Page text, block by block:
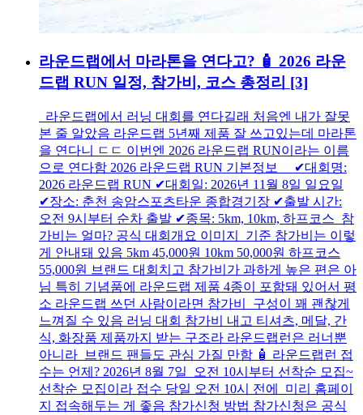
라운드랩에서 마라톤을 연다고? 🧴 2026 라운
드랩 RUN 일정, 참가비, 코스 총정리 [3]
라운드랩에서 러닝 대회를 연다길래 처음엔 내가 잘못
본 줄 알았음 라운드랩 5년째 제품 잘 쓰고있는데 마라톤
을 연다니 ㄷㄷ 이번엔 2026 라운드랩 RUN이라는 이름
으로 연다함 2026 라운드랩 RUN 기본정보 ✔대회명:
2026 라운드랩 RUN ✔대회일: 2026년 11월 8일 일요일
✔장소: 춘천 송암스포츠타운 종합경기장 ✔출발 시간:
오전 9시부터 순차 출발 ✔종목: 5km, 10km, 하프코스 참
가비는 얼마? 공식 대회개요 이미지 기준 참가비는 이렇
게 안내돼 있음 5km 45,000원 10km 50,000원 하프코스
55,000원 브랜드 대회치고 참가비가 과하게 높은 편은 아
님 특히 기념품에 라운드랩 제품 4종이 포함돼 있어서 평
소 라운드랩 쓰던 사람이라면 참가비 구성이 꽤 괜찮게
느껴질 수 있음 러닝 대회 참가비 내고 티셔츠, 메달, 간
식, 화장품 제품까지 받는 구조라 라운드랩런은 러너뿐
아니라 브랜드 팬들도 관심 가질 만함 🧴 라운드랩런 접
수는 언제? 2026년 8월 7일 오전 10시부터 선착순 모집~
선착순 모집이라 접수 당일 오전 10시 전에 미리 홈페이
지 접속해두는 게 좋음 참가신청 방법 참가신청은 공식